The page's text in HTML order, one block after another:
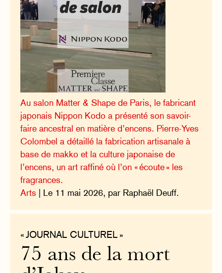
Au salon Matter & Shape de Paris, le fabricant
japonais Nippon Kodo a présenté son savoir-
faire ancestral en matière d’encens. Pierre-Yves
Colombel a détaillé la fabrication artisanale à
base de makko et la culture japonaise de
l’encens, un art raffiné où l’on « écoute » les
fragrances.
Arts | Le 11 mai 2026, par Raphaël Deuff.
« JOURNAL CULTUREL »
75 ans de la mort